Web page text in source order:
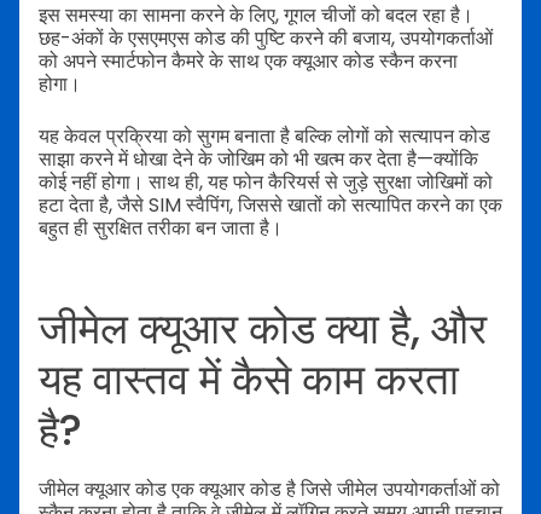
इस समस्या का सामना करने के लिए, गूगल चीजों को बदल रहा है।
छह-अंकों के एसएमएस कोड की पुष्टि करने की बजाय, उपयोगकर्ताओं
को अपने स्मार्टफोन कैमरे के साथ एक क्यूआर कोड स्कैन करना
होगा।
यह केवल प्रक्रिया को सुगम बनाता है बल्कि लोगों को सत्यापन कोड
साझा करने में धोखा देने के जोखिम को भी खत्म कर देता है—क्योंकि
कोई नहीं होगा। साथ ही, यह फोन कैरियर्स से जुड़े सुरक्षा जोखिमों को
हटा देता है, जैसे SIM स्वैपिंग, जिससे खातों को सत्यापित करने का एक
बहुत ही सुरक्षित तरीका बन जाता है।
जीमेल क्यूआर कोड क्या है, और
यह वास्तव में कैसे काम करता
है?
जीमेल क्यूआर कोड एक क्यूआर कोड है जिसे जीमेल उपयोगकर्ताओं को